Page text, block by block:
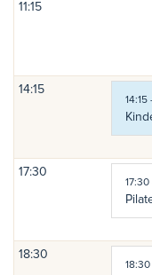
11:15
14:15
14:15
17:30
17:30
18:30
18:30